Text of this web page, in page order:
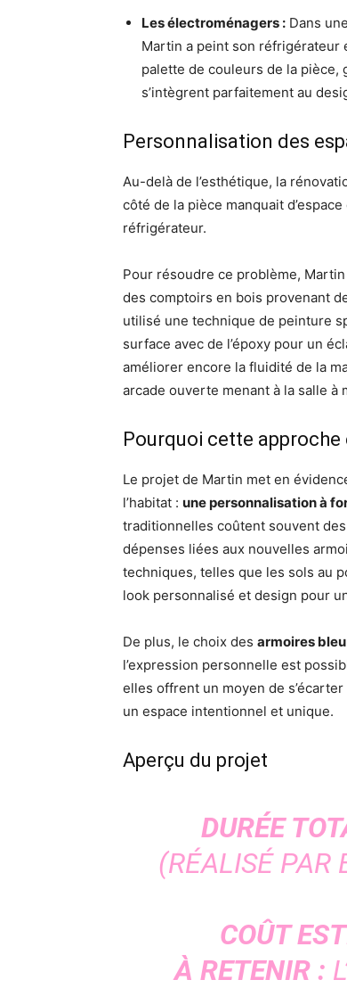
Les électroménagers : Dans
Martin a peint son réfrigérateur
palette de couleurs de la pièce,
s’intègrent parfaitement au
Personnalisation des
Au-delà de l’esthétique, la
côté de la pièce manquait
réfrigérateur.
Pour résoudre ce problème,
des comptoirs en bois provenant
utilisé une technique de peinture
surface avec de l’époxy pour un
améliorer encore la fluidité de la
arcade ouverte menant à la salle à
Pourquoi cette
Le projet de Martin met en
l’habitat : une personnalisation à
traditionnelles coûtent souvent
dépenses liées aux nouvelles
techniques, telles que les sols au
look personnalisé et design pour
De plus, le choix des armoires
l’expression personnelle est
elles offrent un moyen de
un espace intentionnel et unique.
Aperçu du projet
DURÉE
(RÉALISÉ PAR
COÛT
À RETENIR :